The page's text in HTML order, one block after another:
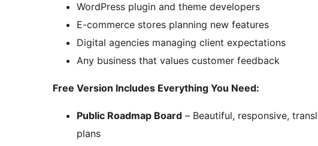
WordPress plugin and theme developers
E-commerce stores planning new features
Digital agencies managing client expectations
Any business that values customer feedback
Free Version Includes Everything You Need:
Public Roadmap Board – Beautiful, responsive,
plans